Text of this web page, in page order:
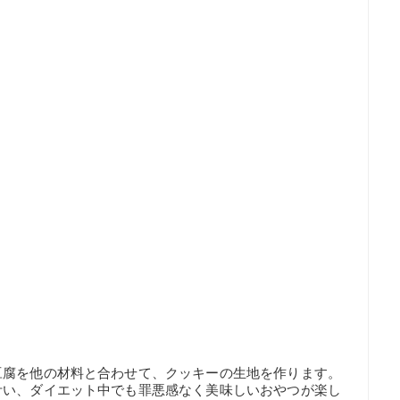
を他の材料と合わせて、クッキーの生地を作ります。
、ダイエット中でも罪悪感なく美味しいおやつが楽し